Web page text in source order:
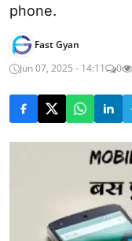
phone.
Fast Gyan
Jun 07, 2025 - 14:11
0